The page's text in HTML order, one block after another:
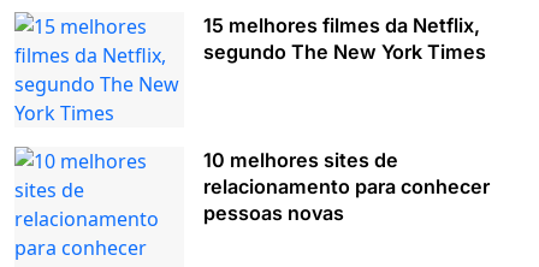
15 melhores filmes da Netflix,
segundo The New York Times
10 melhores sites de
relacionamento para conhecer
pessoas novas